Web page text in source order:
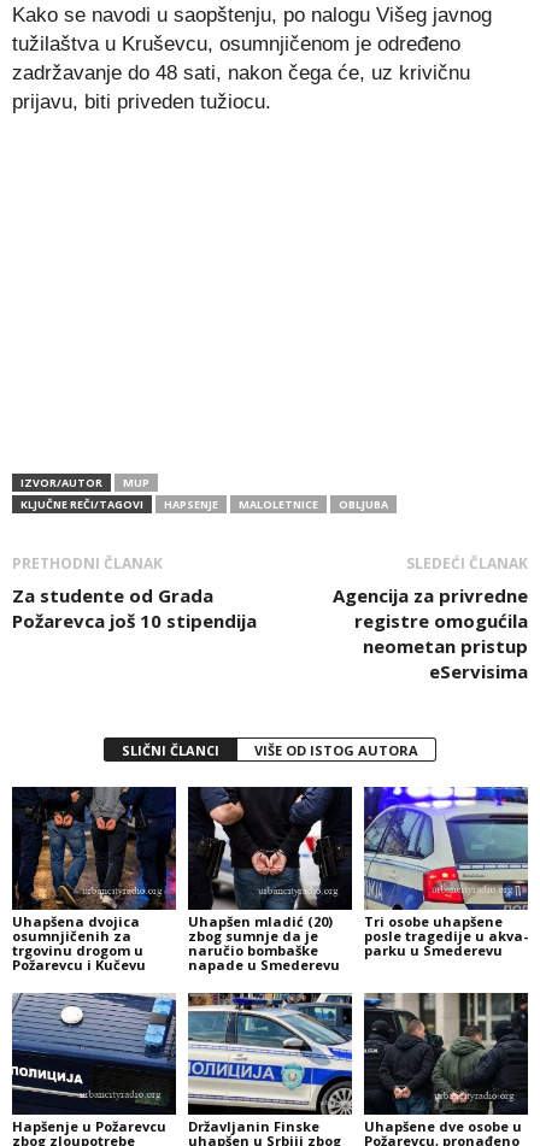
Kako se navodi u saopštenju, po nalogu Višeg javnog
tužilaštva u Kruševcu, osumnjičenom je određeno
zadržavanje do 48 sati, nakon čega će, uz krivičnu
prijavu, biti priveden tužiocu.
IZVOR/AUTOR
MUP
KLJUČNE REČI/TAGOVI
HAPSENJE MALOLETNICE OBLJUBA
PRETHODNI ČLANAK
Za studente od Grada
Požarevca još 10 stipendija
SLEDEĆI ČLANAK
Agencija za privredne
registre omogućila
neometan pristup
eServisima
SLIČNI ČLANCI VIŠE OD ISTOG AUTORA
Uhapšena dvojica
osumnjičenih za
trgovinu drogom u
Požarevcu i Kučevu
Uhapšen mladić (20)
zbog sumnje da je
naručio bombaške
napade u Smederevu
Tri osobe uhapšene
posle tragedije u akva-
parku u Smederevu
Hapšenje u Požarevcu
zbog zloupotrebe
Državljanin Finske
uhapšen u Srbiji zbog
Uhapšene dve osobe u
Požarevcu, pronađeno